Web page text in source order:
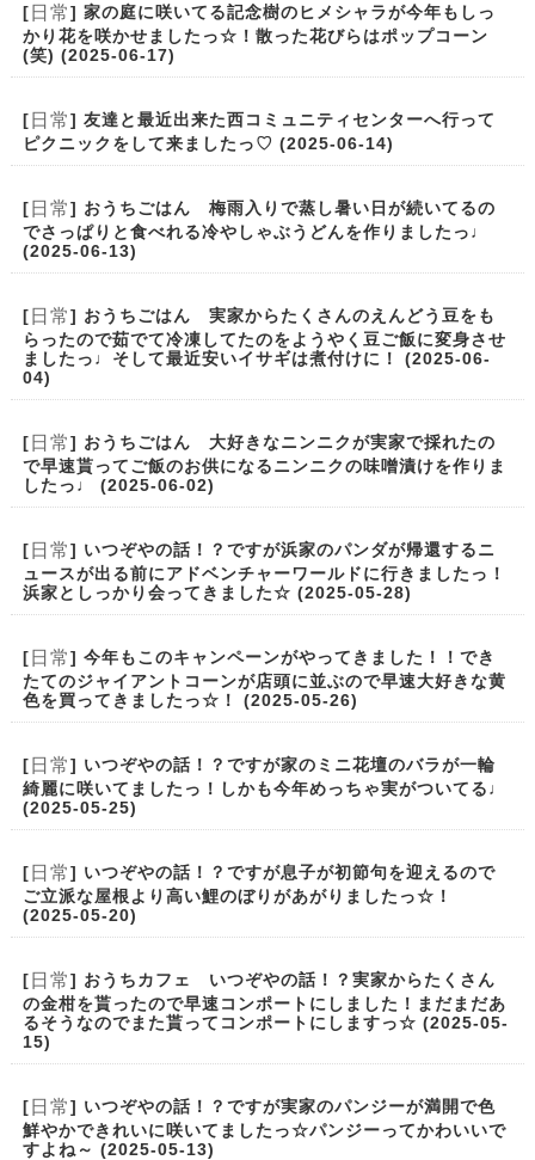
[ 日常] 家の庭に咲いてる記念樹のヒメシャラが今年もしっ
かり花を咲かせましたっ☆！散った花びらはポップコーン
(笑) (2025-06-17)
[ 日常] 友達と最近出来た西コミュニティセンターへ行って
ピクニックをして来ましたっ♡ (2025-06-14)
[ 日常] おうちごはん 梅雨入りで蒸し暑い日が続いてるの
でさっぱりと食べれる冷やしゃぶうどんを作りましたっ♩
(2025-06-13)
[ 日常] おうちごはん 実家からたくさんのえんどう豆をも
らったので茹でて冷凍してたのをようやく豆ご飯に変身させ
ましたっ♩そして最近安いイサギは煮付けに！ (2025-06-
04)
[ 日常] おうちごはん 大好きなニンニクが実家で採れたの
で早速貰ってご飯のお供になるニンニクの味噌漬けを作りま
したっ♩ (2025-06-02)
[ 日常] いつぞやの話！？ですが浜家のパンダが帰還するニ
ュースが出る前にアドベンチャーワールドに行きましたっ！
浜家としっかり会ってきました☆ (2025-05-28)
[ 日常] 今年もこのキャンペーンがやってきました！！でき
たてのジャイアントコーンが店頭に並ぶので早速大好きな黄
色を買ってきましたっ☆！ (2025-05-26)
[ 日常] いつぞやの話！？ですが家のミニ花壇のバラが一輪
綺麗に咲いてましたっ！しかも今年めっちゃ実がついてる♩
(2025-05-25)
[ 日常] いつぞやの話！？ですが息子が初節句を迎えるので
ご立派な屋根より高い鯉のぼりがあがりましたっ☆！
(2025-05-20)
[ 日常] おうちカフェ いつぞやの話！？実家からたくさん
の金柑を貰ったので早速コンポートにしました！まだまだあ
るそうなのでまた貰ってコンポートにしますっ☆ (2025-05-
15)
[ 日常] いつぞやの話！？ですが実家のパンジーが満開で色
鮮やかできれいに咲いてましたっ☆パンジーってかわいいで
すよね～ (2025-05-13)